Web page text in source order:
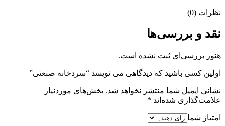
نظرات (0)
نقد و بررسی‌ها
هنوز بررسی‌ای ثبت نشده است.
اولین کسی باشید که دیدگاهی می نویسد “سردخانه صنعتی”
نشانی ایمیل شما منتشر نخواهد شد. بخش‌های موردنیاز
علامت‌گذاری شده‌اند *
امتیاز شما